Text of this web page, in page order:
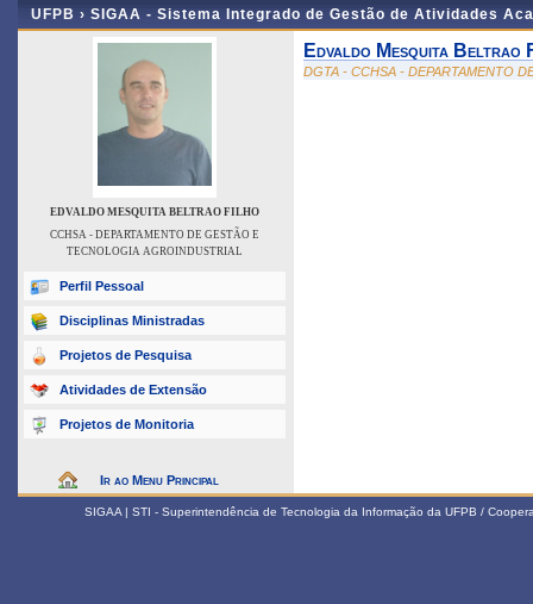
UFPB › SIGAA - Sistema Integrado de Gestão de Atividades
EDVALDO MESQUITA BELTRAO FILHO
CCHSA - DEPARTAMENTO DE GESTÃO E
TECNOLOGIA AGROINDUSTRIAL
Perfil Pessoal
Disciplinas Ministradas
Projetos de Pesquisa
Atividades de Extensão
Projetos de Monitoria
Ir ao Menu Principal
Edvaldo Mesquita Beltrao
DGTA - CCHSA - DEPARTAMENTO
SIGAA | STI - Superintendência de Tecnologia da Informação da UFPB /